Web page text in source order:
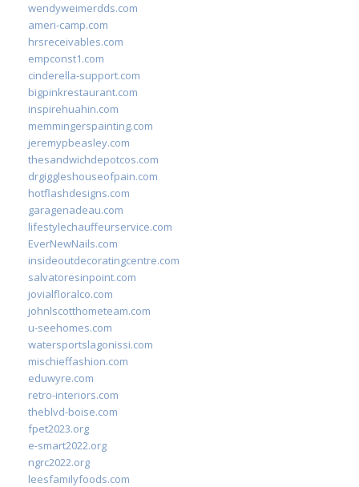
wendyweimerdds.com
ameri-camp.com
hrsreceivables.com
empconst1.com
cinderella-support.com
bigpinkrestaurant.com
inspirehuahin.com
memmingerspainting.com
jeremypbeasley.com
thesandwichdepotcos.com
drgiggleshouseofpain.com
hotflashdesigns.com
garagenadeau.com
lifestylechauffeurservice.com
EverNewNails.com
insideoutdecoratingcentre.com
salvatoresinpoint.com
jovialfloralco.com
johnlscotthometeam.com
u-seehomes.com
watersportslagonissi.com
mischieffashion.com
eduwyre.com
retro-interiors.com
theblvd-boise.com
fpet2023.org
e-smart2022.org
ngrc2022.org
leesfamilyfoods.com